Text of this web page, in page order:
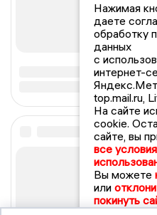
Нажимая
даете
обработку
данных
с
интернет-
top.mail.ru,
На сайте
cookie.
сайте, вы
все условия
Вы можете
или
покинуть